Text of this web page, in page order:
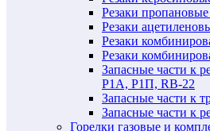
Резаки
Резаки
Резаки
Резаки
Запасные части к
Р1А, Р1П, RB-22
Запасные части к
Запасные части к
Горелки газовые и